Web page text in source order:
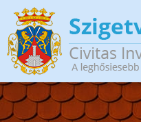
Ugrás a tartalomra